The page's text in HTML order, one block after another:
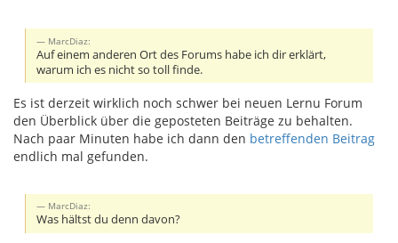
MarcDiaz:
Auf einem anderen Ort des Forums habe ich dir erklärt,
warum ich es nicht so toll finde.
Es ist derzeit wirklich noch schwer bei neuen Lernu Forum
den Überblick über die geposteten Beiträge zu behalten.
Nach paar Minuten habe ich dann den betreffenden Beitrag
endlich mal gefunden.
MarcDiaz:
Was hältst du denn davon?